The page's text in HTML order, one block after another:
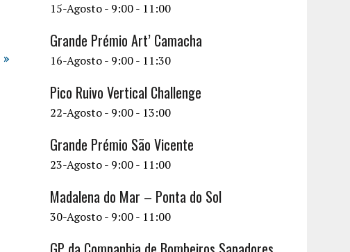
»
15-Agosto - 9:00- 11:00
Grande Prémio Art’ Camacha
16-Agosto - 9:00- 11:30
Pico Ruivo Vertical Challenge
22-Agosto - 9:00- 13:00
Grande Prémio São Vicente
23-Agosto - 9:00- 11:00
Madalena do Mar – Ponta do Sol
30-Agosto - 9:00- 11:00